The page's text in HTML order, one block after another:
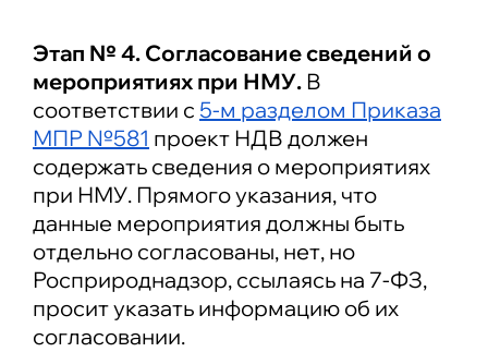
Этап № 4. Согласование сведений о
мероприятиях при НМУ. В
соответствии с 5-м разделом Приказа
МПР №581 проект НДВ должен
содержать сведения о мероприятиях
при НМУ. Прямого указания, что
данные мероприятия должны быть
отдельно согласованы, нет, но
Росприроднадзор, ссылаясь на 7-ФЗ,
просит указать информацию об их
согласовании.